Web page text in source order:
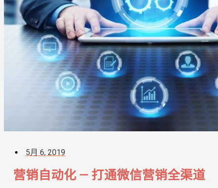
5月 6, 2019
营销自动化 — 打通微信营销全渠道